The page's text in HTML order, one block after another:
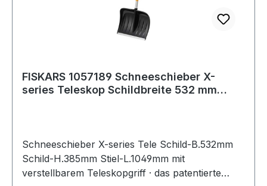
FISKARS 1057189 Schneeschieber X-
series Teleskop Schildbreite 532 mm
Schneeschieber X-series Tele Schild-B.532mm
Schild-H.385mm Stiel-L.1049mm mit
verstellbarem Teleskopgriff · das patentierte